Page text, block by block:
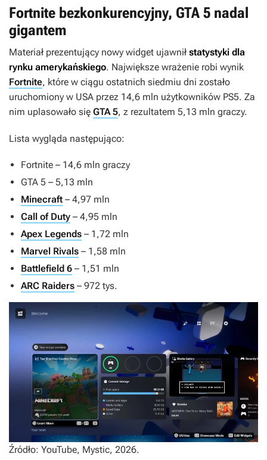
Fortnite bezkonkurencyjny, GTA 5 nadal
gigantem
Materiał prezentujący nowy widget ujawnił statystyki dla
rynku amerykańskiego. Największe wrażenie robi wynik
Fortnite, które w ciągu ostatnich siedmiu dni zostało
uruchomiony w USA przez 14,6 mln użytkowników PS5. Za
nim uplasowało się GTA 5, z rezultatem 5,13 mln graczy.
Lista wygląda następująco:
Fortnite – 14,6 mln graczy
GTA 5 – 5,13 mln
Minecraft – 4,97 mln
Call of Duty – 4,95 mln
Apex Legends – 1,72 mln
Marvel Rivals – 1,58 mln
Battlefield 6 – 1,51 mln
ARC Raiders – 972 tys.
Źródło: YouTube, Mystic, 2026.